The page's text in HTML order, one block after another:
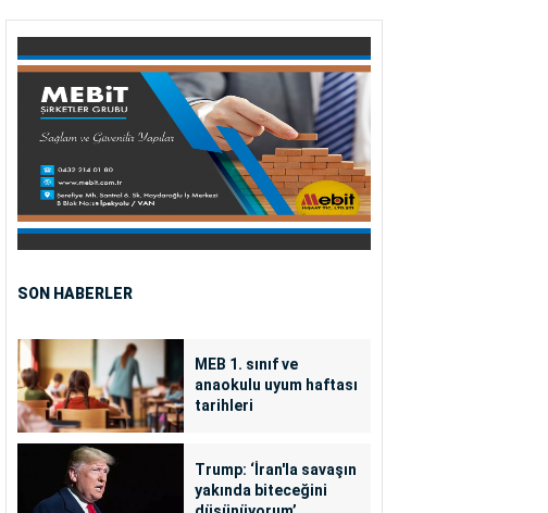
SON HABERLER
MEB 1. sınıf ve
anaokulu uyum haftası
tarihleri
Trump: ‘İran'la savaşın
yakında biteceğini